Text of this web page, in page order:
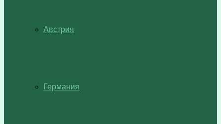
Австрия
Германия